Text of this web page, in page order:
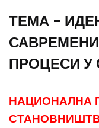
ТЕМА -
ПРОЦЕСИ У
НАЦИОНАЛНА